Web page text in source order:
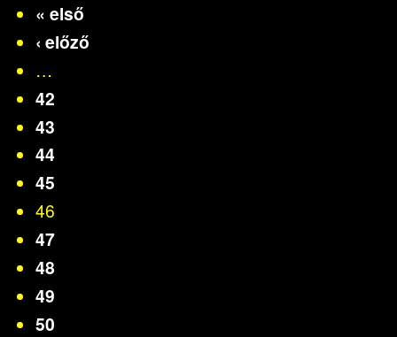
« első
‹ előző
…
42
43
44
45
46
47
48
49
50